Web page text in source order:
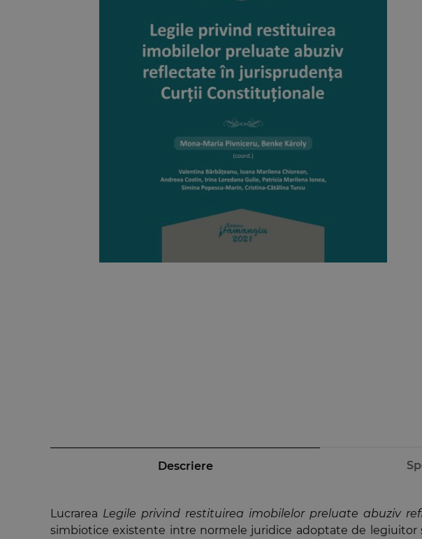
Descriere
Lucrarea Legile privind restituirea imobilelor preluate abuziv
simbiotice existente intre normele juridice adoptate de legiuitor